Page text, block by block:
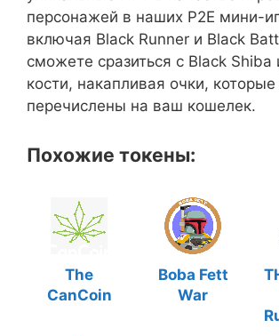
персонажей в наших P2E мини-
включая Black Runner и Black
сможете сразиться с Black Shiba
кости, накапливая очки, которые
перечислены на ваш кошелек.
Похожие токены:
The
CanCoin
Boba Fett
War